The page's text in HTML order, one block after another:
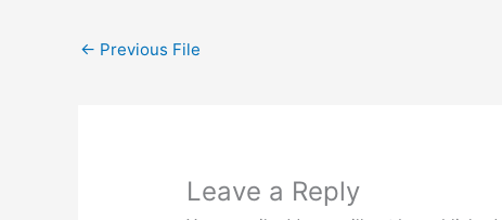
← Previous File
Leave a Reply